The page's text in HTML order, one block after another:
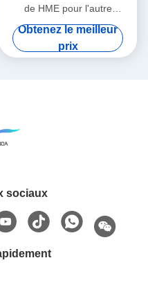
de HME pour l'autre
Comsumables médical
Obtenez le meilleur
prix
sociaux